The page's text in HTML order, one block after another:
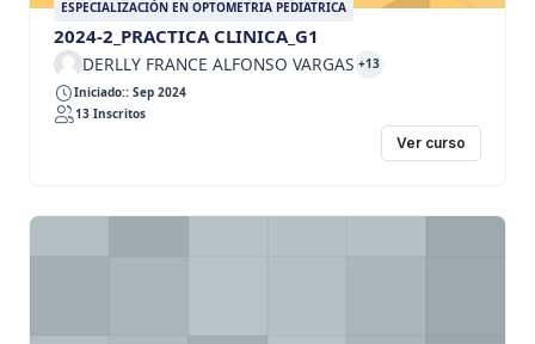
ESPECIALIZACIÓN EN OPTOMETRIA PEDIATRICA
2024-2_PRACTICA CLINICA_G1
DERLLY FRANCE ALFONSO VARGAS +13
Iniciado:: Sep 2024
13 Inscritos
Ver curso